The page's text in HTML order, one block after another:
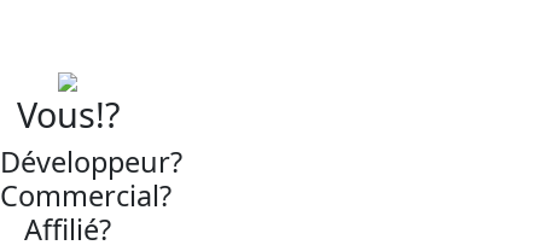
Vous!?
Développeur?
Commercial?
Affilié?